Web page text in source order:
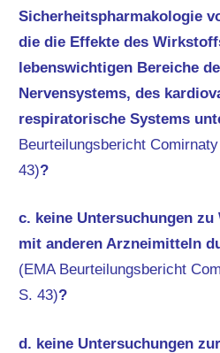
Sicherheitspharmakologie
die die Effekte des
lebenswichtigen Bereiche
Nervensystems, des
respiratorische Systems
Beurteilungsbericht
43)?
c. keine Untersuchungen
mit anderen Arzneimitteln
(EMA Beurteilungsbericht
S. 43)?
d. keine Untersuchungen